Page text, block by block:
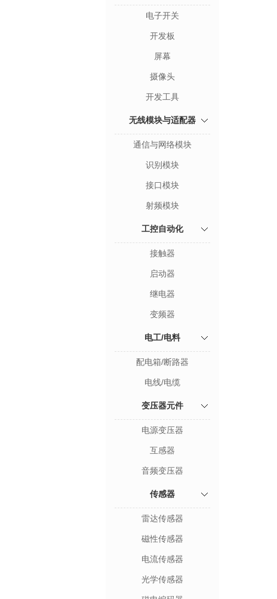
电子开关
开发板
屏幕
摄像头
开发工具
无线模块与适配器
通信与网络模块
识别模块
接口模块
射频模块
工控自动化
接触器
启动器
继电器
变频器
电工/电料
配电箱/断路器
电线/电缆
变压器元件
电源变压器
互感器
音频变压器
传感器
雷达传感器
磁性传感器
电流传感器
光学传感器